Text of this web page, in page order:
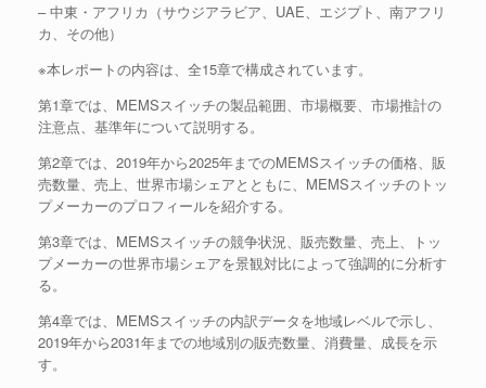
– 中東・アフリカ（サウジアラビア、UAE、エジプト、南アフリ
カ、その他）
※本レポートの内容は、全15章で構成されています。
第1章では、MEMSスイッチの製品範囲、市場概要、市場推計の
注意点、基準年について説明する。
第2章では、2019年から2025年までのMEMSスイッチの価格、販
売数量、売上、世界市場シェアとともに、MEMSスイッチのトッ
プメーカーのプロフィールを紹介する。
第3章では、MEMSスイッチの競争状況、販売数量、売上、トッ
プメーカーの世界市場シェアを景観対比によって強調的に分析す
る。
第4章では、MEMSスイッチの内訳データを地域レベルで示し、
2019年から2031年までの地域別の販売数量、消費量、成長を示
す。